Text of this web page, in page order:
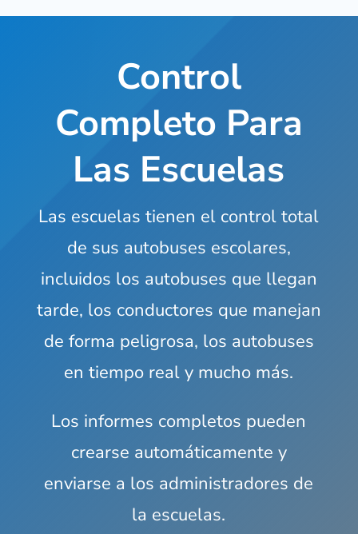
Control
Completo Para
Las Escuelas
Las escuelas tienen el control total
de sus autobuses escolares,
incluidos los autobuses que llegan
tarde, los conductores que manejan
de forma peligrosa, los autobuses
en tiempo real y mucho más.
Los informes completos pueden
crearse automáticamente y
enviarse a los administradores de
la escuelas.